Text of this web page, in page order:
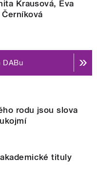
Krausová, Eva
DABu
rodu jsou slova
tituly